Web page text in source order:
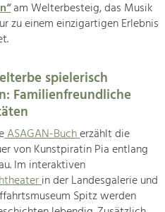
am Welterbesteig, das Musik
zu einem einzigartigen Erlebnis
spielerisch
Familienfreundliche
ASAGAN-Bucherzählt die
von Kunstpiratin Pia entlang
Im interaktiven
in der Landesgalerie und
Spitz werden